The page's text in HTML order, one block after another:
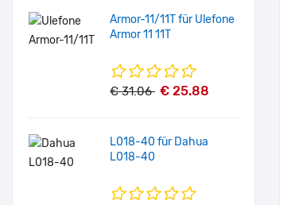
Armor-11/11T für Ulefone
Armor 11 11T
€ 31.06 € 25.88
L018-40 für Dahua
L018-40